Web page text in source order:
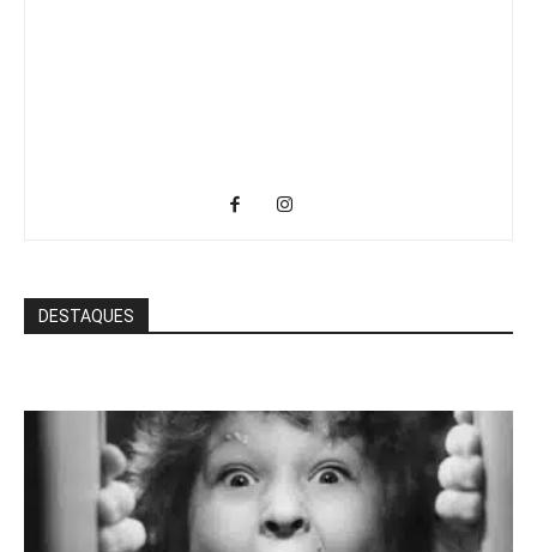
DESTAQUES